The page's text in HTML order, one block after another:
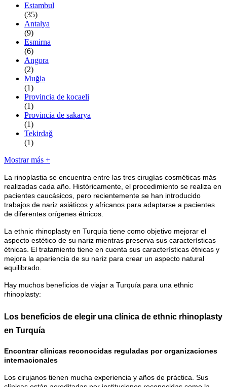
Estambul
(35)
Antalya
(9)
Esmirna
(6)
Angora
(2)
Muğla
(1)
Provincia de kocaeli
(1)
Provincia de sakarya
(1)
Tekirdağ
(1)
Mostrar más +
La rinoplastia se encuentra entre las tres cirugías cosméticas más
realizadas cada año. Históricamente, el procedimiento se realiza en
pacientes caucásicos, pero recientemente se han introducido
trabajos de nariz asiáticos y africanos para adaptarse a pacientes
de diferentes orígenes étnicos.
La ethnic rhinoplasty en Turquía tiene como objetivo mejorar el
aspecto estético de su nariz mientras preserva sus características
étnicas. El tratamiento tiene en cuenta sus características étnicas y
mejora la apariencia de su nariz para crear un aspecto natural
equilibrado.
Hay muchos beneficios de viajar a Turquía para una ethnic
rhinoplasty:
Los beneficios de elegir una clínica de ethnic rhinoplasty
en Turquía
Encontrar clínicas reconocidas reguladas por organizaciones
internacionales
Los cirujanos tienen mucha experiencia y años de práctica. Sus